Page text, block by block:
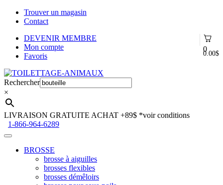
Trouver un magasin
Contact
0
0.00$
DEVENIR MEMBRE
Mon compte
Favoris
Aller
à
la
navigation
Aller
au
contenu
Rechercher
×
LIVRAISON GRATUITE ACHAT +89$ *voir conditions
1-866-964-6289
BROSSE
brosse à aiguilles
brosses flexibles
brosses démêloirs